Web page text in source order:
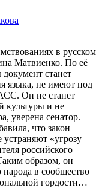
в русском
Матвиенко. По её
станет
языка, не имеют под
Он не станет
культуры и не
уверена сенатор.
что закон
устраняют «угрозу
российского
образом, он
в сообщество
гордости…